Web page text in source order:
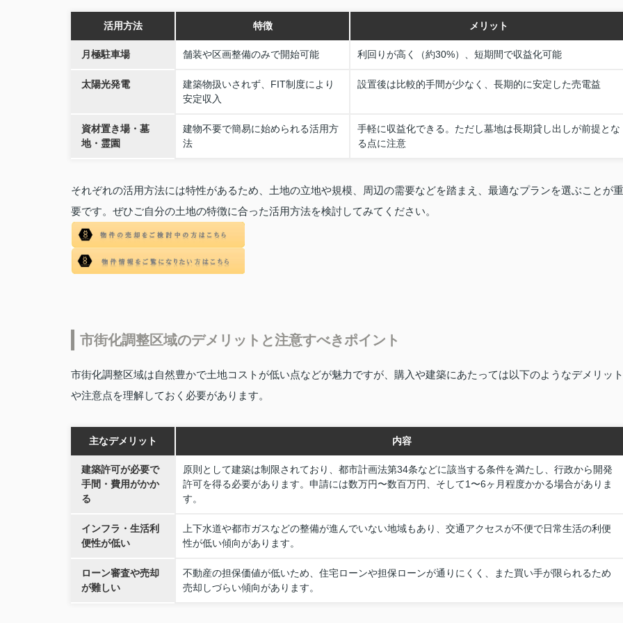
活用方法 特徴 メリット
月極駐車場 舗装や区画整備のみで開始可能 利回りが高く（約30%）、短期間で収益化可能
太陽光発電
建築物扱いされず、FIT制度により
安定収入
設置後は比較的手間が少なく、長期的に安定した売電益
資材置き場・墓
地・霊園
建物不要で簡易に始められる活用方
法
手軽に収益化できる。ただし墓地は長期貸し出しが前提とな
る点に注意
それぞれの活用方法には特性があるため、土地の立地や規模、周辺の需要などを踏まえ、最適なプランを選ぶことが重
要です。ぜひご自分の土地の特徴に合った活用方法を検討してみてください。
市街化調整区域のデメリットと注意すべきポイント
市街化調整区域は自然豊かで土地コストが低い点などが魅力ですが、購入や建築にあたっては以下のようなデメリット
や注意点を理解しておく必要があります。
主なデメリット 内容
建築許可が必要で
手間・費用がかか
る
原則として建築は制限されており、都市計画法第34条などに該当する条件を満たし、行政から開発
許可を得る必要があります。申請には数万円〜数百万円、そして1〜6ヶ月程度かかる場合がありま
す。
インフラ・生活利
便性が低い
上下水道や都市ガスなどの整備が進んでいない地域もあり、交通アクセスが不便で日常生活の利便
性が低い傾向があります。
ローン審査や売却
が難しい
不動産の担保価値が低いため、住宅ローンや担保ローンが通りにくく、また買い手が限られるため
売却しづらい傾向があります。